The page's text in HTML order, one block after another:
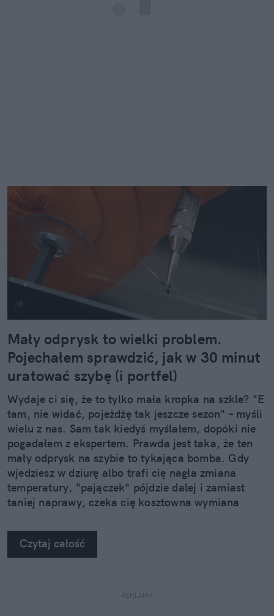
Mały odprysk to wielki problem.
Pojechałem sprawdzić, jak w 30 minut
uratować szybę (i portfel)
Wydaje ci się, że to tylko mała kropka na szkle? "E
tam, nie widać, pojeżdżę tak jeszcze sezon" – myśli
wielu z nas. Sam tak kiedyś myślałem, dopóki nie
pogadałem z ekspertem. Prawda jest taka, że ten
mały odprysk na szybie to tykająca bomba. Gdy
wjedziesz w dziurę albo trafi cię nagła zmiana
temperatury, "pajączek" pójdzie dalej i zamiast
taniej naprawy, czeka cię kosztowna wymiana
na własne oczy zobaczyć, jak profesjonaliści radzą
sobie z takimi uszkodzeniami.
Czytaj całość
REKLAMA